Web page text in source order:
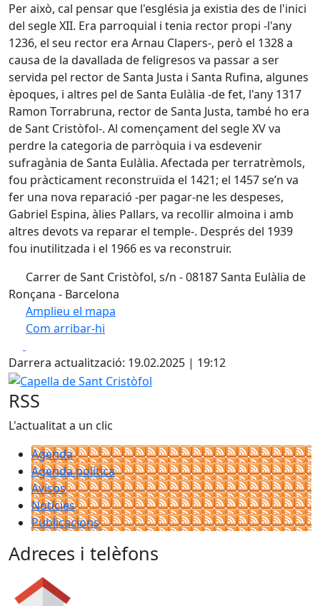
Per això, cal pensar que l'església ja existia des de l'inici
del segle XII. Era parroquial i tenia rector propi -l'any
1236, el seu rector era Arnau Clapers-, però el 1328 a
causa de la davallada de feligresos va passar a ser
servida pel rector de Santa Justa i Santa Rufina, algunes
èpoques, i altres pel de Santa Eulàlia -de fet, l'any 1317
Ramon Torrabruna, rector de Santa Justa, també ho era
de Sant Cristòfol-. Al començament del segle XV va
perdre la categoria de parròquia i va esdevenir
sufragània de Santa Eulàlia. Afectada per terratrèmols,
fou pràcticament reconstruïda el 1421; el 1457 se’n va
fer una nova reparació -per pagar-ne les despeses,
Gabriel Espina, àlies Pallars, va recollir almoina i amb
altres devots va reparar el temple-. Després del 1939
fou inutilitzada i el 1966 es va reconstruir.
Carrer de Sant Cristòfol, s/n - 08187 Santa Eulàlia de
Ronçana - Barcelona
Amplieu el mapa
Com arribar-hi
+
−
Darrera actualització: 19.02.2025 | 19:12
Capella de Sant Cristòfol
RSS
L'actualitat a un clic
Agenda
Agenda política
Avisos
Notícies
Publicacions
Adreces i telèfons